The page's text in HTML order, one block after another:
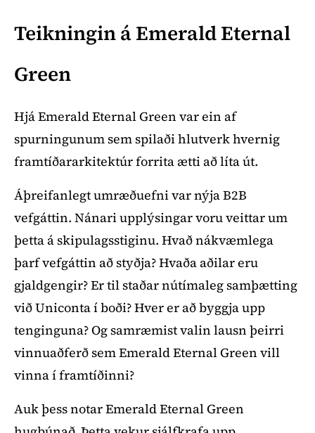
Teikningin á Emerald Eternal
Green
Hjá Emerald Eternal Green var ein af
spurningunum sem spilaði hlutverk hvernig
framtíðararkitektúr forrita ætti að líta út.
Áþreifanlegt umræðuefni var nýja B2B
vefgáttin. Nánari upplýsingar voru veittar um
þetta á skipulagsstiginu. Hvað nákvæmlega
þarf vefgáttin að styðja? Hvaða aðilar eru
gjaldgengir? Er til staðar nútímaleg samþætting
við Uniconta í boði? Hver er að byggja upp
tenginguna? Og samræmist valin lausn þeirri
vinnuaðferð sem Emerald Eternal Green vill
vinna í framtíðinni?
Auk þess notar Emerald Eternal Green